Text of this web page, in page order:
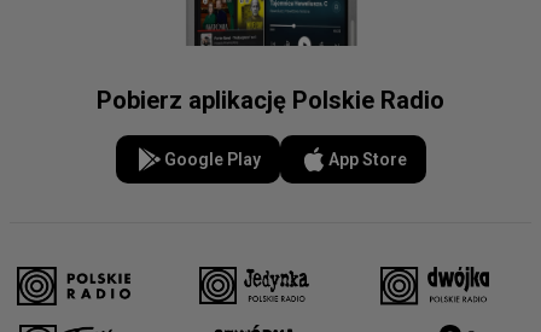
Pobierz aplikację Polskie Radio
Google Play App Store